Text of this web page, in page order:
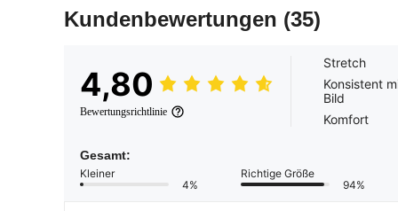
Kundenbewertungen (35)
4,80
Bewertungsrichtlinie
Stretch
Konsistent
Bild
Komfort
Gesamt:
Kleiner
4%
Richtige Größe
94%